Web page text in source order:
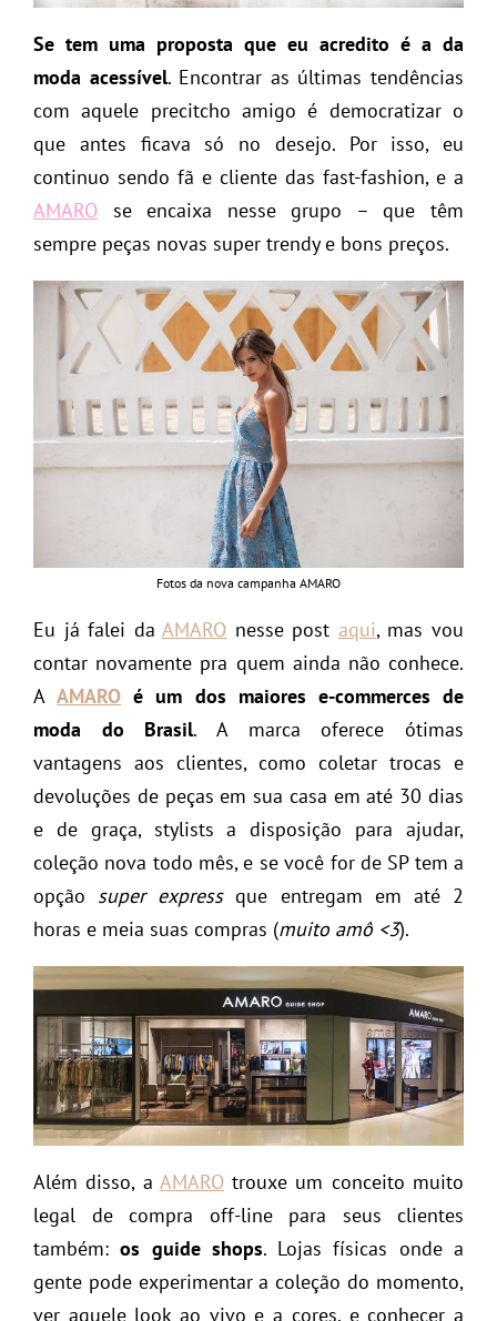
Se tem uma proposta que eu acredito é a da
moda acessível. Encontrar as últimas tendências
com aquele precitcho amigo é democratizar o
que antes ficava só no desejo. Por isso, eu
continuo sendo fã e cliente das fast-fashion, e a
AMARO se encaixa nesse grupo – que têm
sempre peças novas super trendy e bons preços.
Fotos da nova campanha AMARO
Eu já falei daAMARO nesse post aqui, mas vou
contar novamente pra quem ainda não conhece.
AAMARO é um dos maiores e-commerces de
moda do Brasil. A marca oferece ótimas
vantagens aos clientes, como coletar trocas e
devoluções de peças em sua casa em até 30 dias
e de graça, stylists a disposição para ajudar,
coleção nova todo mês, e se você for de SP tem a
opção super expressque entregam em até 2
horas e meia suas compras (muito amô <3).
Além disso, a AMAROtrouxe um conceito muito
legal de compra off-line para seus clientes
também:os guide shops. Lojas físicas onde a
gente pode experimentar a coleção do momento,
ver aquele look ao vivo e a cores, e conhecer a